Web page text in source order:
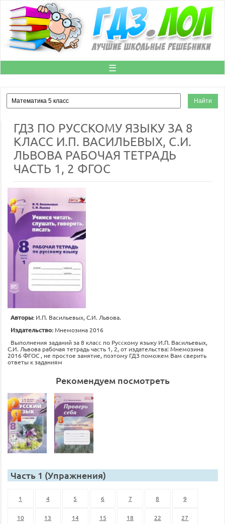
☰
ГДЗ ПО РУССКОМУ ЯЗЫКУ ЗА 8
КЛАСС И.П. ВАСИЛЬЕВЫХ, С.И.
ЛЬВОВА РАБОЧАЯ ТЕТРАДЬ
ЧАСТЬ 1, 2 ФГОС
Авторы: И.П. Васильевых, С.И. Львова.
Издательство:Мнемозина 2016
Выполнения заданий за 8 класс по Русскому языку И.П. Васильевых,
С.И. Львова рабочая тетрадь часть 1, 2, от издательства: Мнемозина
2016 ФГОС , не простое занятие, поэтому ГДЗ поможем Вам сверить
ответы к заданиям
Рекомендуем посмотреть
Часть 1 (Упражнения)
1 4 5 6 7 8 9
10 13 14 15 18 22 27